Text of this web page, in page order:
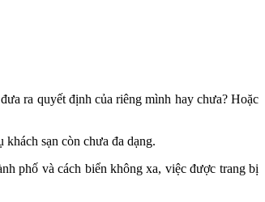
ra quyết định của riêng mình hay chưa? Hoặc
sạn còn chưa đa dạng.
phố và cách biển không xa, việc được trang bị